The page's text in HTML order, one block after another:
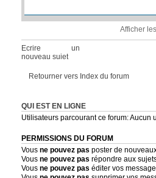
Afficher
Ecrire un
nouveau sujet
Retourner vers Index du forum
QUI EST EN LIGNE
Utilisateurs parcourant ce forum: Aucun
PERMISSIONS DU FORUM
Vous ne pouvez pas poster de
Vous ne pouvez pas répondre aux
Vous ne pouvez pas éditer vos